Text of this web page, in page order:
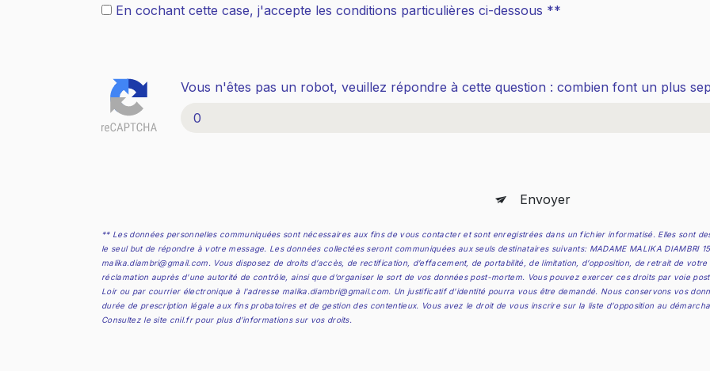
En cochant cette case, j'accepte les conditions particulières ci-dessous **
Vous n'êtes pas un robot, veuillez répondre à cette question : combien font un plus
Envoyer
** Les données personnelles communiquées sont nécessaires aux fins de vous contacter et sont enregistrées dans un fichier informatisé. Elles sont
le seul but de répondre à votre message. Les données collectées seront communiquées aux seuls destinataires suivants: MADAME MALIKA DIAMBRI
malika.diambri@gmail.com. Vous disposez de droits d’accès, de rectification, d’effacement, de portabilité, de limitation, d’opposition, de retrait de
réclamation auprès d’une autorité de contrôle, ainsi que d’organiser le sort de vos données post-mortem. Vous pouvez exercer ces droits par voie
Loir ou par courrier électronique à l'adresse malika.diambri@gmail.com. Un justificatif d'identité pourra vous être demandé. Nous conservons vos
durée de prescription légale aux fins probatoires et de gestion des contentieux. Vous avez le droit de vous inscrire sur la liste d'opposition au
Consultez le site cnil.fr pour plus d’informations sur vos droits.